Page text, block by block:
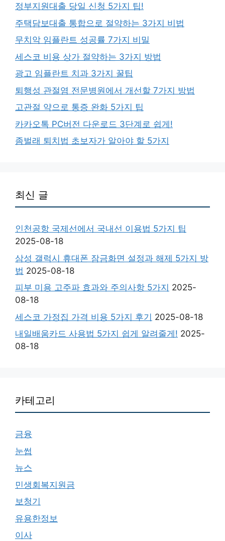
정부지원대출 당일 신청 5가지 팁!
주택담보대출 통합으로 절약하는 3가지 비법
무치악 임플란트 성공률 7가지 비밀
세스코 비용 상가 절약하는 3가지 방법
광고 임플란트 치과 3가지 꿀팁
퇴행성 관절염 전문병원에서 개선할 7가지 방법
고관절 약으로 통증 완화 5가지 팁
카카오톡 PC버전 다운로드 3단계로 쉽게!
좀벌래 퇴치법 초보자가 알아야 할 5가지
최신 글
인천공항 국제선에서 국내선 이용법 5가지 팁
2025-08-18
삼성 갤럭시 휴대폰 잠금화면 설정과 해제 5가지 방
법 2025-08-18
피부 미용 고주파 효과와 주의사항 5가지 2025-
08-18
세스코 가정집 가격 비용 5가지 후기 2025-08-18
내일배움카드 사용법 5가지 쉽게 알려줄게! 2025-
08-18
카테고리
금융
눈썹
뉴스
민생회복지원금
보청기
유용한정보
이사